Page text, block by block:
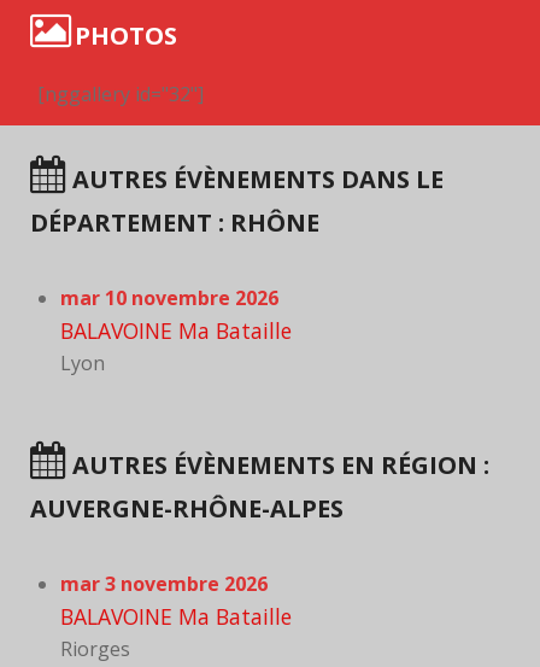
PHOTOS
[nggallery id="32"]
AUTRES ÉVÈNEMENTS DANS LE
DÉPARTEMENT : RHÔNE
mar 10 novembre 2026
BALAVOINE Ma Bataille
Lyon
AUTRES ÉVÈNEMENTS EN RÉGION :
AUVERGNE-RHÔNE-ALPES
mar 3 novembre 2026
BALAVOINE Ma Bataille
Riorges